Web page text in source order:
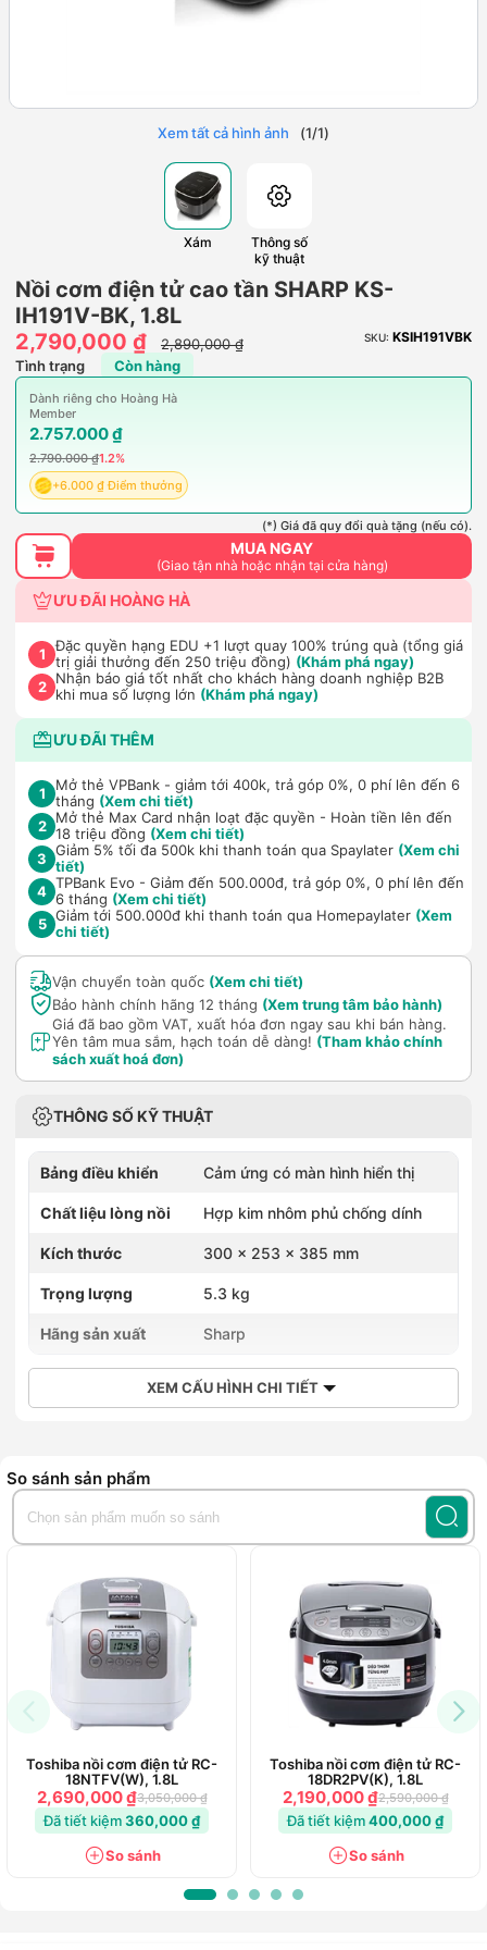
Xem tất cả hình ảnh (1/1)
Xám
Thông số
kỹ thuật
Nồi cơm điện tử cao tần SHARP KS-
IH191V-BK, 1.8L
2,790,000 ₫
2,890,000 ₫ SKU: KSIH191VBK
Tình trạng Còn hàng
Dành riêng cho Hoàng Hà
Member
2.757.000 ₫
2.790.000 ₫1.2%
+6.000 ₫ Điểm thưởng
(*) Giá đã quy đổi quà tặng (nếu có).
MUA NGAY
(Giao tận nhà hoặc nhận tại cửa hàng)
ƯU ĐÃI HOÀNG HÀ
1
Đặc quyền hạng EDU +1 lượt quay 100% trúng quà (tổng giá
trị giải thưởng đến 250 triệu đồng) (Khám phá ngay)
2 Nhận báo giá tốt nhất cho khách hàng doanh nghiệp B2B
khi mua số lượng lớn (Khám phá ngay)
ƯU ĐÃI THÊM
1
Mở thẻ VPBank - giảm tới 400k, trả góp 0%, 0 phí lên đến 6
tháng (Xem chi tiết)
2 Mở thẻ Max Card nhận loạt đặc quyền - Hoàn tiền lên đến
18 triệu đồng (Xem chi tiết)
3 Giảm 5% tối đa 500k khi thanh toán qua Spaylater (Xem chi
tiết)
4 TPBank Evo - Giảm đến 500.000đ, trả góp 0%, 0 phí lên đến
6 tháng (Xem chi tiết)
5 Giảm tới 500.000đ khi thanh toán qua Homepaylater (Xem
chi tiết)
Vận chuyển toàn quốc (Xem chi tiết)
Bảo hành chính hãng 12 tháng (Xem trung tâm bảo hành)
Giá đã bao gồm VAT, xuất hóa đơn ngay sau khi bán hàng.
Yên tâm mua sắm, hạch toán dễ dàng! (Tham khảo chính
sách xuất hoá đơn)
THÔNG SỐ KỸ THUẬT
Bảng điều khiển Cảm ứng có màn hình hiển thị
Chất liệu lòng nồi Hợp kim nhôm phủ chống dính
Kích thước 300 x 253 x 385 mm
Trọng lượng 5.3 kg
Hãng sản xuất Sharp
XEM CẤU HÌNH CHI TIẾT
So sánh sản phẩm
Toshiba nồi cơm điện tử RC-
18NTFV(W), 1.8L
2,690,000 ₫3,050,000 ₫
Đã tiết kiệm360,000 ₫
So sánh
Toshiba nồi cơm điện tử RC-
18DR2PV(K), 1.8L
2,190,000 ₫2,590,000 ₫
Đã tiết kiệm400,000 ₫
So sánh